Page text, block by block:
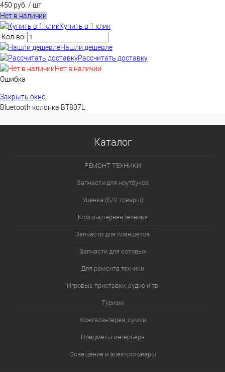
450 руб. / шт
Нет в наличии
Купить в 1 клик
Кол-во:
Нашли дешевле
Рассчитать доставку
Нет в наличии
Ошибка
Закрыть окно
Bluetooth колонка BT807L
Каталог
РЕМОНТ ТЕХНИКИ
Запчасти для ноутбуков
Уценка (Б/У товары)
Компьютерная техника
Запчасти для планшетов
Запчасти для сотовых
Для ремонта техники
Игровые приставки, аудио и тв
Туризм
Кожгалантерея, сумки
Предметы интерьера
Освещение и электротовары